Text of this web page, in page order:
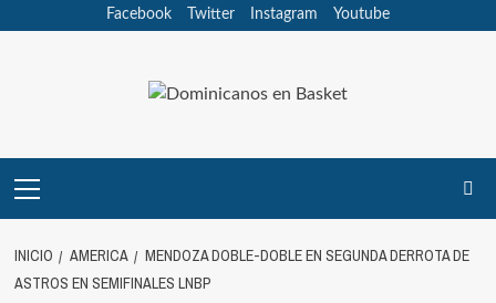
Facebook Twitter Instagram Youtube
principal
INICIO AMERICA
MENDOZA DOBLE-DOBLE EN SEGUNDA DERROTA DE
ASTROS EN SEMIFINALES LNBP